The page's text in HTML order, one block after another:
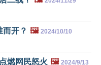
而开？ 🖼️ 2024/10/10
燃网民怒火 🖼️ 2024/9/13